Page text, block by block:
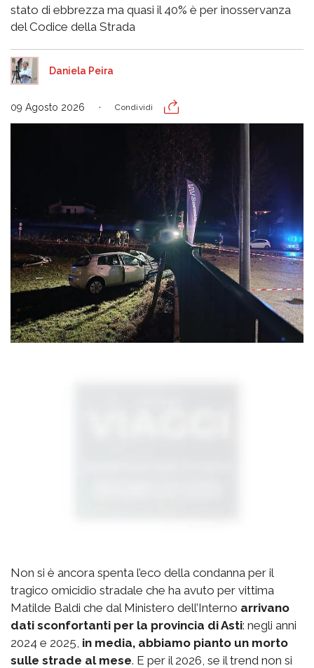
stato di ebbrezza ma quasi il 40% è per inosservanza
del Codice della Strada
Daniela Peira
09 Agosto 2026 Condividi
Non si è ancora spenta l’eco della condanna per il
tragico omicidio stradale che ha avuto per vittima
Matilde Baldi che dal Ministero dell’Interno arrivano
dati sconfortanti per la provincia di Asti: negli anni
2024 e 2025, in media, abbiamo pianto un morto
sulle strade al mese. E per il 2026, se il trend non si